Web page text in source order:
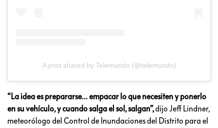
A post shared by Telemundo (@telemundo)
“La idea es prepararse… empacar lo que necesiten y ponerlo
en su vehículo, y cuando salga el sol, salgan”,dijo Jeff Lindner,
meteorólogo del Control de Inundaciones del Distrito para el